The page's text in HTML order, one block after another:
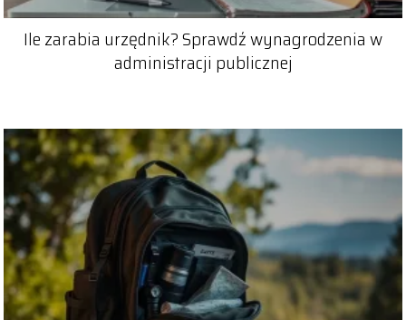
Ile zarabia urzędnik? Sprawdź wynagrodzenia w
administracji publicznej